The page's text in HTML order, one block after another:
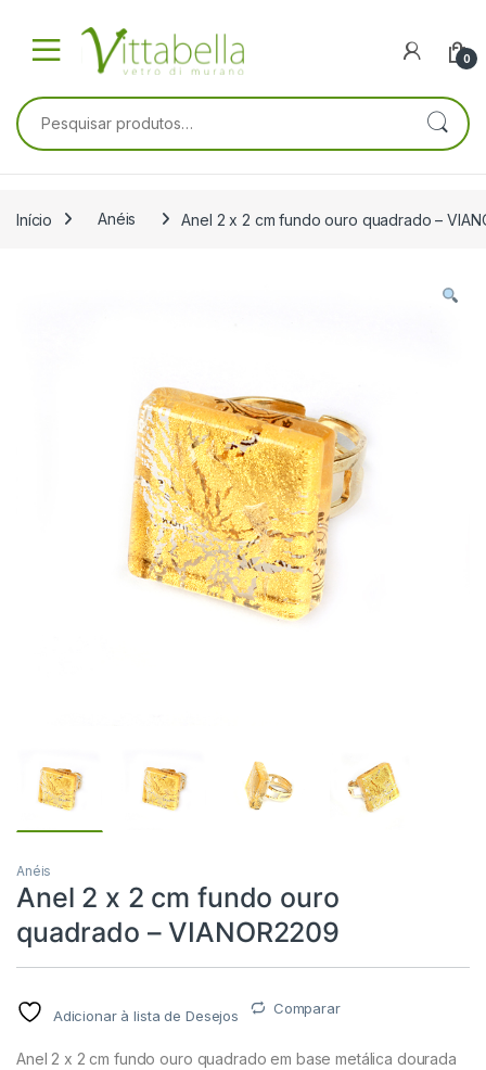
0
Pesquisar por:
Início Anéis Anel 2 x 2 cm fundo ouro quadrado –
Anéis
Anel 2 x 2 cm fundo ouro
quadrado – VIANOR2209
Adicionar à lista de Desejos Comparar
Anel 2 x 2 cm fundo ouro quadrado em base metálica dourada